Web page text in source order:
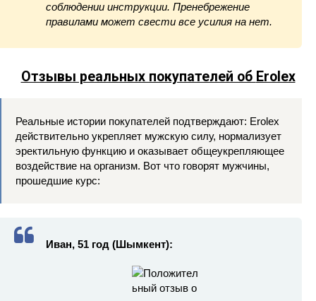
соблюдении инструкции. Пренебрежение
правилами может свести все усилия на нет.
Отзывы реальных покупателей об Erolex
Реальные истории покупателей подтверждают: Erolex
действительно укрепляет мужскую силу, нормализует
эректильную функцию и оказывает общеукрепляющее
воздействие на организм. Вот что говорят мужчины,
прошедшие курс:
Иван, 51 год (Шымкент):